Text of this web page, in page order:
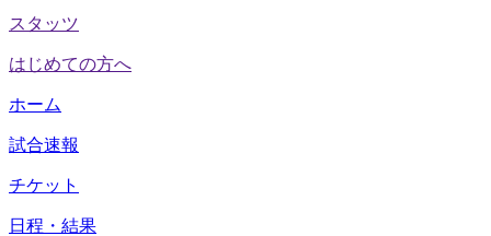
スタッツ
はじめての方へ
ホーム
試合速報
チケット
日程・結果